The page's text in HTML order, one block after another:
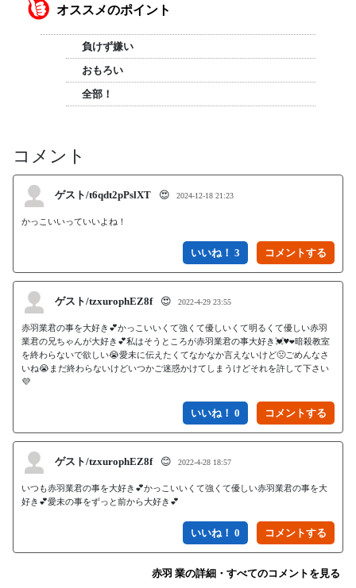
オススメのポイント
負けず嫌い
おもろい
全部！
コメント
ゲスト/t6qdt2pPslXT 😍 2024-12-18 21:23
かっこいいっていいよね！
いいね！ 3
ゲスト/tzxurophEZ8f 😍 2022-4-29 23:55
赤羽業君の事を大好き💕かっこいいくて強くて優しいくて明るくて優しい赤羽
業君の兄ちゃんが大好き💕私はそうところが赤羽業君の事大好き💓♥️❤️暗殺教室
を終わらないで欲しい😭愛未に伝えたくてなかなか言えないけど🤢ごめんなさ
いね😭まだ終わらないけどいつかご迷惑かけてしまうけどそれを許して下さい
💜
いいね！ 0
ゲスト/tzxurophEZ8f 😊 2022-4-28 18:57
いつも赤羽業君の事を大好き💕かっこいいくて強くて優しい赤羽業君の事を大
好き💕愛未の事をずっと前から大好き💕
いいね！ 0
赤羽 業の詳細・すべてのコメントを見る